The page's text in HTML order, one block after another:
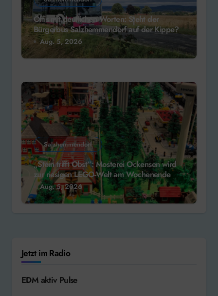
Öffis mit deutlichen Worten: Steht der
Bürgerbus Salzhemmendorf auf der Kippe?
Aug. 5, 2026
Salzhemmendorf
„Stein trifft Obst“: Mosterei Ockensen wird
zur riesigen LEGO-Welt am Wochenende
Aug. 5, 2026
Jetzt im Radio
EDM aktiv Pulse